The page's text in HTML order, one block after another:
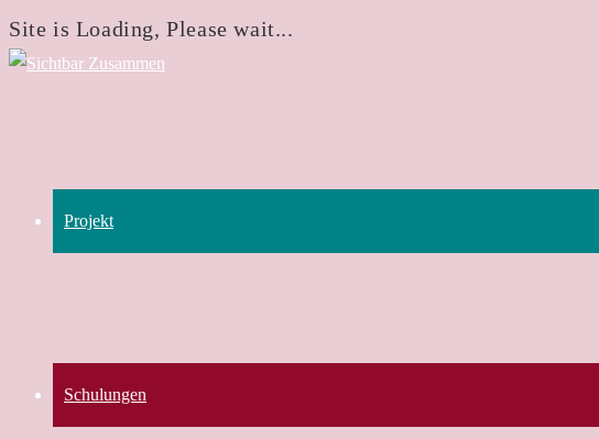
Site is Loading, Please wait...
Zum
Projekt
Schulungen